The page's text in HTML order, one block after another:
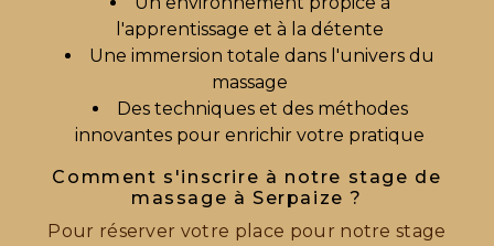
l'apprentissage et à la détente
Une immersion totale dans l'univers du
massage
Des techniques et des méthodes
innovantes pour enrichir votre pratique
Comment s'inscrire à notre stage de
massage à Serpaize ?
Pour réserver votre place pour notre stage